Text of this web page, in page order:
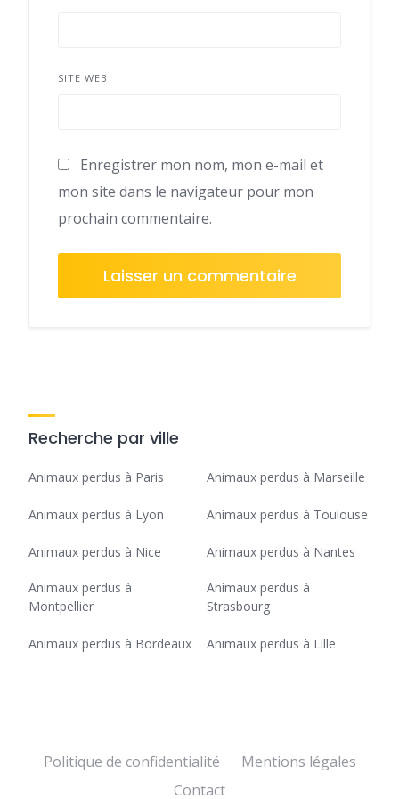
SITE WEB
Enregistrer mon nom, mon e-mail et
mon site dans le navigateur pour mon
prochain commentaire.
Recherche par ville
Animaux perdus à Paris Animaux perdus à Marseille
Animaux perdus à Lyon Animaux perdus à Toulouse
Animaux perdus à Nice Animaux perdus à Nantes
Animaux perdus à
Montpellier
Animaux perdus à
Strasbourg
Animaux perdus à Bordeaux Animaux perdus à Lille
Politique de confidentialité
Mentions légales
Contact